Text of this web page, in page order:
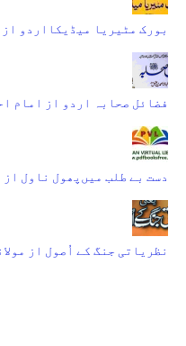
بورک مٹیریا میڈیکااردو
فضائل صحابہ اردو از امام
دست بے طلب میں‌پھول ناول از
نظریاتی جنگ کے اُصول از